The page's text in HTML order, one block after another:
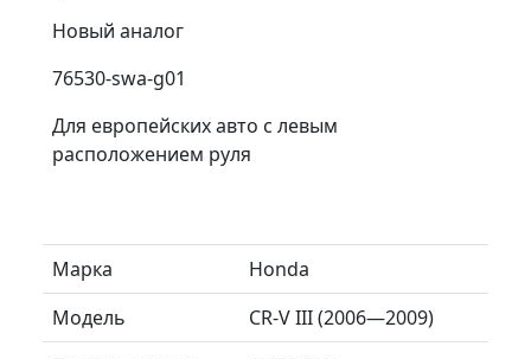
Новый аналог
76530-swa-g01
Для европейских авто с левым
расположением руля
Марка
Honda
Модель
CR-V III (2006—2009)